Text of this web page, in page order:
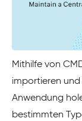
Mithilfe von
importieren
Anwendung
bestimmten